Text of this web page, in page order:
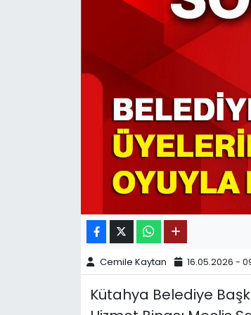
Cemile Kaytan 16.05.2026 -
Kütahya Belediye
11:11 MANŞET